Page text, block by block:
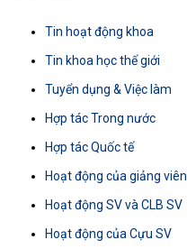
Tin hoạt động khoa
Tin khoa học thế giới
Tuyển dụng & Việc làm
Hợp tác Trong nước
Hợp tác Quốc tế
Hoạt động của giảng viên
Hoạt động SV và CLB SV
Hoạt động của Cựu SV